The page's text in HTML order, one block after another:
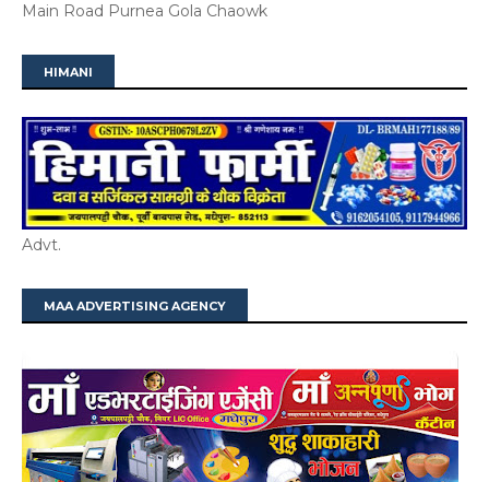
Main Road Purnea Gola Chaowk
HIMANI
Advt.
MAA ADVERTISING AGENCY